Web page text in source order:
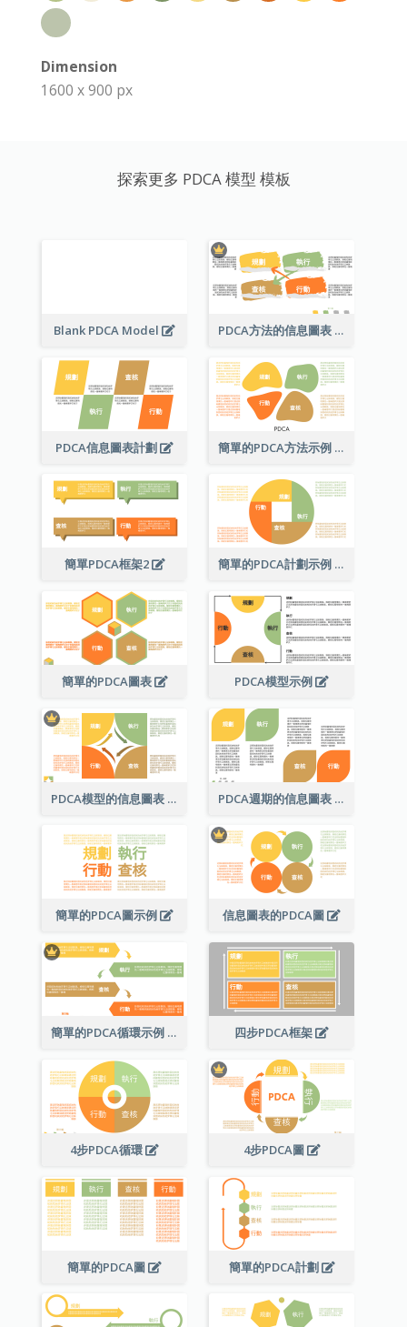
Dimension
1600 x 900 px
探索更多 PDCA 模型 模板
Blank PDCA Model PDCA方法的信息圖表
PDCA信息圖表計劃 簡單的PDCA方法示例
簡單PDCA框架2 簡單的PDCA計劃示例
簡單的PDCA圖表 PDCA模型示例
PDCA模型的信息圖表 PDCA週期的信息圖表
簡單的PDCA圖示例 信息圖表的PDCA圖
簡單的PDCA循環示例 四步PDCA框架
4步PDCA循環 4步PDCA圖
簡單的PDCA圖 簡單的PDCA計劃